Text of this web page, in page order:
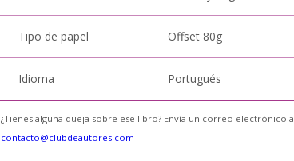
Tipo de papel Offset 80g
Idioma Portugués
¿Tienes alguna queja sobre ese libro? Envía un correo electrónico a
contacto@clubdeautores.com